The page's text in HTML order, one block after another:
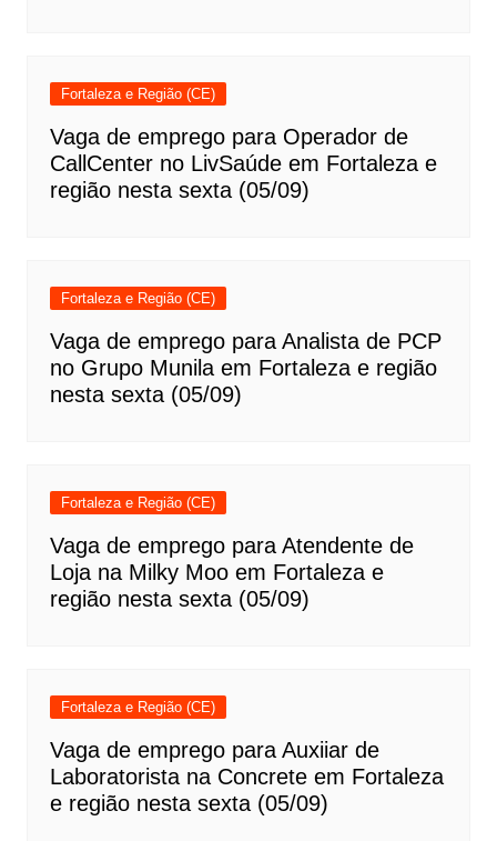
Fortaleza e Região (CE)
Vaga de emprego para Operador de
CallCenter no LivSaúde em Fortaleza e
região nesta sexta (05/09)
Fortaleza e Região (CE)
Vaga de emprego para Analista de PCP
no Grupo Munila em Fortaleza e região
nesta sexta (05/09)
Fortaleza e Região (CE)
Vaga de emprego para Atendente de
Loja na Milky Moo em Fortaleza e
região nesta sexta (05/09)
Fortaleza e Região (CE)
Vaga de emprego para Auxiiar de
Laboratorista na Concrete em Fortaleza
e região nesta sexta (05/09)